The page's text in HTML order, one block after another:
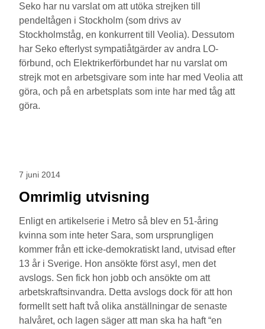
Seko har nu varslat om att utöka strejken till
pendeltågen i Stockholm (som drivs av
Stockholmståg, en konkurrent till Veolia). Dessutom
har Seko efterlyst sympatiåtgärder av andra LO-
förbund, och Elektrikerförbundet har nu varslat om
strejk mot en arbetsgivare som inte har med Veolia att
göra, och på en arbetsplats som inte har med tåg att
göra.
7 juni 2014
Omrimlig utvisning
Enligt en artikelserie i Metro så blev en 51-åring
kvinna som inte heter Sara, som ursprungligen
kommer från ett icke-demokratiskt land, utvisad efter
13 år i Sverige. Hon ansökte först asyl, men det
avslogs. Sen fick hon jobb och ansökte om att
arbetskraftsinvandra. Detta avslogs dock för att hon
formellt sett haft två olika anställningar de senaste
halvåret, och lagen säger att man ska ha haft “en